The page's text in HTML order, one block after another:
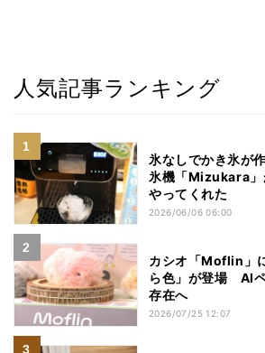
人気記事ランキング
氷なしでかき氷が
氷機「Mizukara」
やってくれた
2026/06/06 06:00
カシオ「Moflin」
ら色」が登場 AI
存在へ
2026/07/25 12:07